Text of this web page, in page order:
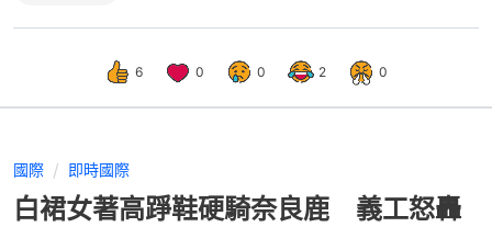
6 0 0 2 0
國際 即時國際
白裙女著高踭鞋硬騎奈良鹿 義工怒轟